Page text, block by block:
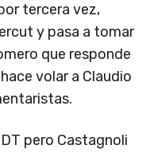
tercera vez,
y pasa a tomar
que responde
volar a Claudio
pero Castagnoli